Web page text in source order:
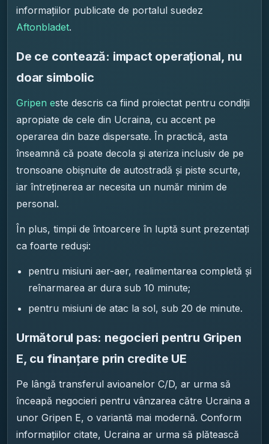
informațiilor publicate de portalul suedez
Aftonbladet.
De ce contează: impact operațional, nu
doar simbolic
Gripen este descris ca fiind proiectat pentru condiții
apropiate de cele din Ucraina, cu accent pe
operarea din baze dispersate. În practică, asta
înseamnă că poate decola și ateriza inclusiv de pe
tronsoane obișnuite de autostradă și piste scurte,
iar întreținerea ar necesita un număr minim de
personal.
În plus, timpii de întoarcere în luptă sunt prezentați
ca foarte reduși:
pentru misiuni aer-aer, realimentarea completă și
reînarmarea ar dura sub 10 minute;
pentru misiuni de atac la sol, sub 20 de minute.
Următorul pas: negocieri pentru Gripen
E, cu finanțare prin credite UE
Pe lângă transferul avioanelor C/D, ar urma să
înceapă negocieri pentru vânzarea către Ucraina a
unor Gripen E, o variantă mai modernă. Conform
informațiilor citate, Ucraina ar urma să plătească